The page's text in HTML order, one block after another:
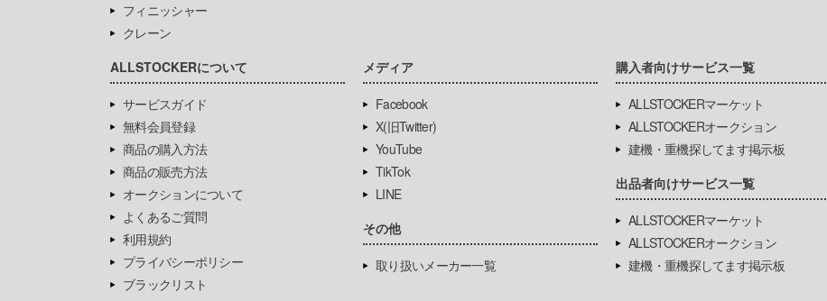
フィニッシャー
クレーン
ALLSTOCKERについて
サービスガイド
無料会員登録
商品の購入方法
商品の販売方法
オークションについて
よくあるご質問
利用規約
プライバシーポリシー
ブラックリスト
メディア
Facebook
X(旧Twitter)
YouTube
TikTok
LINE
その他
取り扱いメーカー一覧
購入者向けサービス一覧
ALLSTOCKERマーケット
ALLSTOCKERオークション
建機・重機探してます掲示板
出品者向けサービス一覧
ALLSTOCKERマーケット
ALLSTOCKERオークション
建機・重機探してます掲示板